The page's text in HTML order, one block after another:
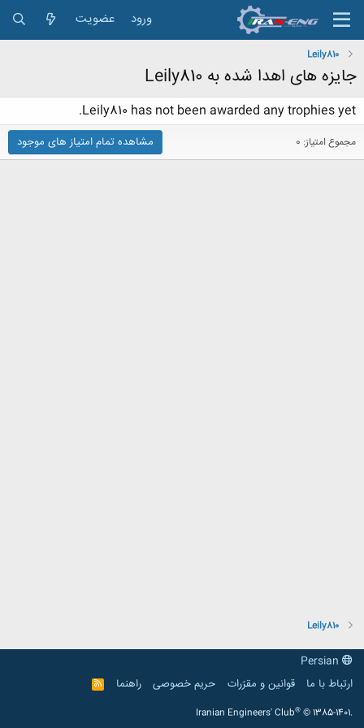
ورود عضویت
Leily810
جایزه های اهدا شده به Leily810
Leily810 has not been awarded any trophies yet.
مجموع امتیاز: 0 مشاهده تمام امتیاز های موجود
Leily810
ارتباط با ما
قوانین و مقرّرات حریم خصوصی راهنما
R
S
Iranian Engineers' Club® © 1385-1401.